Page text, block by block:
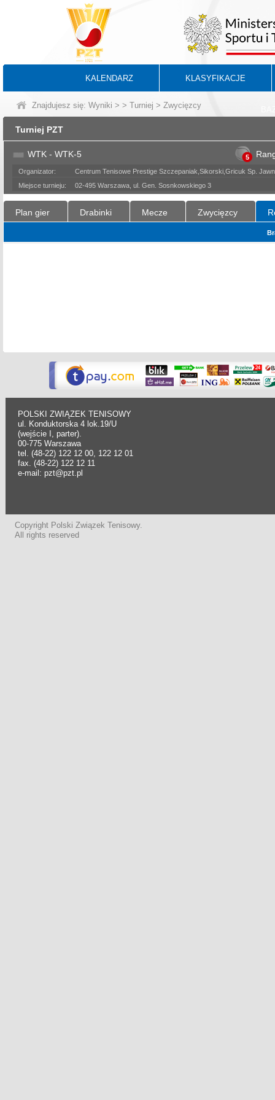
KALENDARZ KLASYFIKACJE
Znajdujesz się: Wyniki > > Turniej > Zwycięzcy
Turniej PZT
WTK - WTK-5 5
Organizator:
Centrum Tenisowe Prestige Szczepaniak,Sikorski,Gricuk Sp.
Miejsce turnieju:
02-495 Warszawa, ul. Gen. Sosnkowskiego 3
Plan gier Drabinki Mecze Zwycięzcy
POLSKI ZWIĄZEK TENISOWY
ul. Konduktorska 4 lok.19/U
(wejście I, parter).
00-775 Warszawa
tel. (48-22) 122 12 00, 122 12 01
fax. (48-22) 122 12 11
e-mail: pzt@pzt.pl
Copyright Polski Związek Tenisowy.
All rights reserved